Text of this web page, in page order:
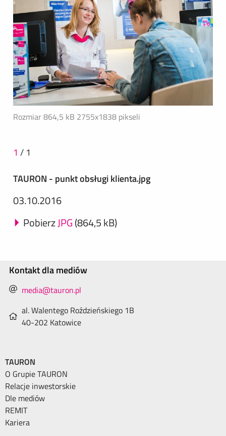
Rozmiar 864,5 kB 2755x1838 pikseli
1 / 1
TAURON - punkt obsługi klienta.jpg
03.10.2016
PobierzJPG(864,5 kB)
Kontakt dla mediów
media@tauron.pl
al. Walentego Roździeńskiego 1B
40-202 Katowice
TAURON
O Grupie TAURON
Relacje inwestorskie
Dle mediów
REMIT
Kariera